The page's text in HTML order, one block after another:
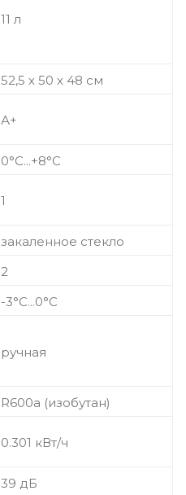
11 л
52,5 х 50 х 48 см
А+
0°С...+8°С
1
закаленное стекло
2
-3°С...0°С
ручная
R600a (изобутан)
0.301 кВт/ч
39 дБ